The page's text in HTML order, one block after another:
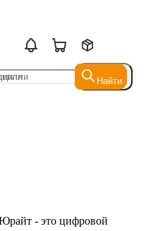
Найти
Найти
- это цифровой